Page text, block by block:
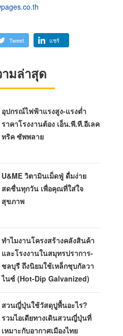
Tweet แชร์
มล่าสุด
อุปกรณ์ไฟฟ้าแรงสูง-แรงต่ำ
ราคาโรงงานต้อง เอ็น.พี.ที.อีเลค
ทริค ซัพพลาย
U&ME วิตามินเม็ดฟู่ ดื่มง่าย
สดชื่นทุกวัน เพื่อคุณที่ใส่ใจ
สุขภาพ
ทำไมงานโครงสร้างคลังสินค้า
และโรงงานในสมุทรปราการ-
ชลบุรี ถึงนิยมใช้เหล็กชุบกัลวา
ไนซ์ (Hot-Dip Galvanized)
สวนญี่ปุ่นใช้วัสดุปูพื้นอะไร?
รวมไอเดียทางเดินสวนญี่ปุ่นที่
เหมาะกับอากาศเมืองไทย